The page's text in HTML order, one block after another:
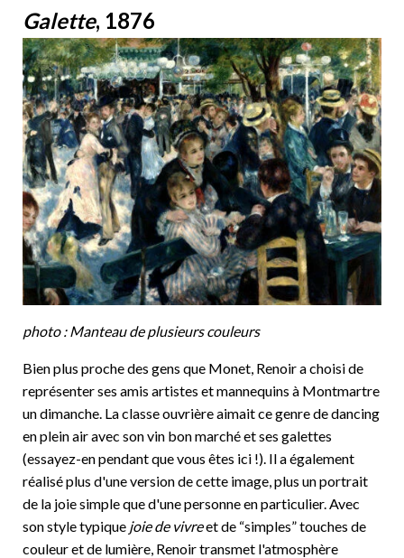
Galette, 1876
photo : Manteau de plusieurs couleurs
Bien plus proche des gens que Monet, Renoir a choisi de
représenter ses amis artistes et mannequins à Montmartre
un dimanche. La classe ouvrière aimait ce genre de dancing
en plein air avec son vin bon marché et ses galettes
(essayez-en pendant que vous êtes ici !). Il a également
réalisé plus d'une version de cette image, plus un portrait
de la joie simple que d'une personne en particulier. Avec
son style typique joie de vivreet de “simples” touches de
couleur et de lumière, Renoir transmet l'atmosphère